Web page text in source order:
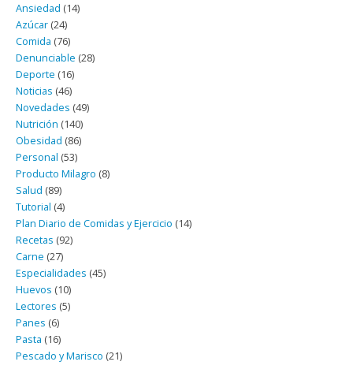
Ansiedad (14)
Azúcar (24)
Comida (76)
Denunciable (28)
Deporte (16)
Noticias (46)
Novedades (49)
Nutrición (140)
Obesidad (86)
Personal (53)
Producto Milagro (8)
Salud (89)
Tutorial (4)
Plan Diario de Comidas y Ejercicio (14)
Recetas (92)
Carne (27)
Especialidades (45)
Huevos (10)
Lectores (5)
Panes (6)
Pasta (16)
Pescado y Marisco (21)